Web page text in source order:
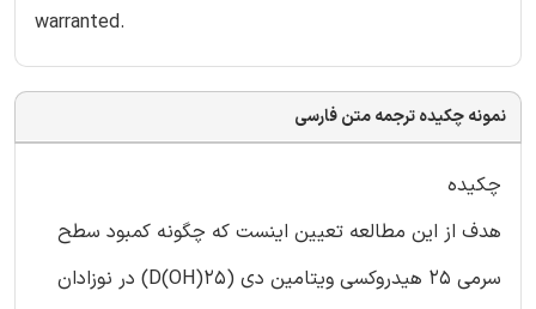
warranted.
نمونه چکیده ترجمه متن فارسی
چکیده
هدف از این مطالعه تعیین اینست که چگونه کمبود سطح
سرمی 25 هیدروکسی ویتامین دی (25(OH)D) در نوزادان